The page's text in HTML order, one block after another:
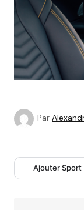
Par
Ajouter Sport